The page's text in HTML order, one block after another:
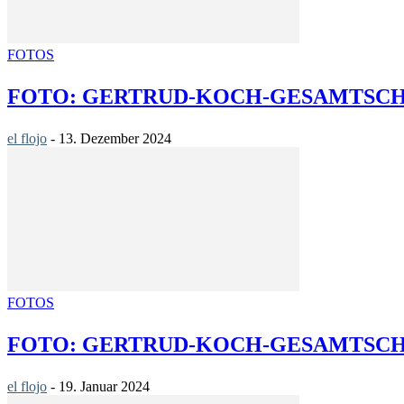
FOTOS
FOTO: GERTRUD-KOCH-
el flojo - 13. Dezember 2024
FOTOS
FOTO: GERTRUD-KOCH-
el flojo - 19. Januar 2024